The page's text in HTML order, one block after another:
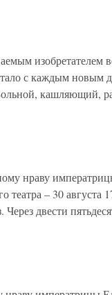
изобретателем
с каждым новым
кашляющий,
нраву
театра – 30 августа
двести